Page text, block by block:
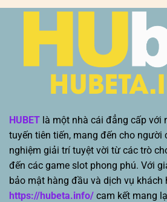
HUBET là một nhà cái đẳng cấp với
tuyến tiên tiến, mang đến cho người
nghiệm giải trí tuyệt vời từ các trò
đến các game slot phong phú. Với
bảo mật hàng đầu và dịch vụ
https://hubeta.info/ cam kết mang